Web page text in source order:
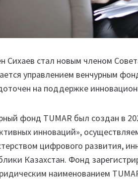
Сихаев стал новым членом
управлением венчурным
на поддержке
фонд TUMAR был создан в
инноваций»,
цифрового развития,
Казахстан. Фонд
наименованием